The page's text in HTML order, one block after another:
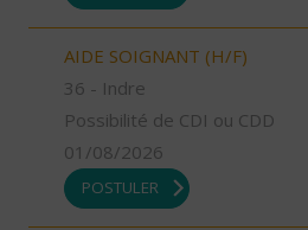
AIDE SOIGNANT (H/F)
36 - Indre
Possibilité de CDI ou CDD
01/08/2026
POSTULER